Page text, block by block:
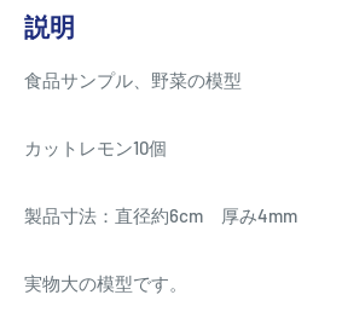
説明
食品サンプル、野菜の模型
カットレモン10個
製品寸法：直径約6cm 厚み4mm
実物大の模型です。